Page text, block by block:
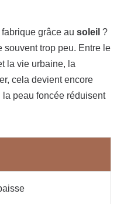
grâce au soleil ?
souvent trop peu. Entre le
la vie urbaine, la
cela devient encore
la peau foncée réduisent